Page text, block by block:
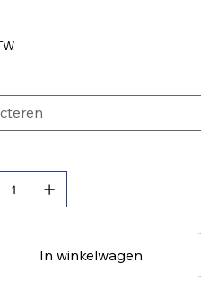
In winkelwagen